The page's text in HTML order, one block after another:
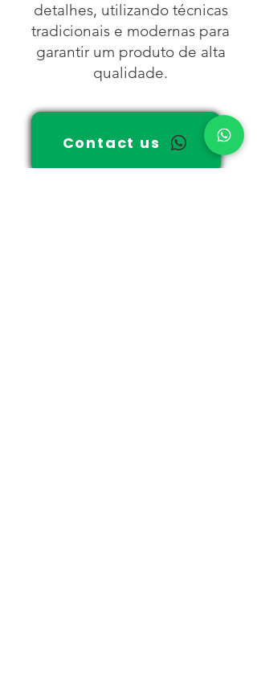
detalhes, utilizando técnicas
tradicionais e modernas para
garantir um produto de alta
qualidade.
Contact us